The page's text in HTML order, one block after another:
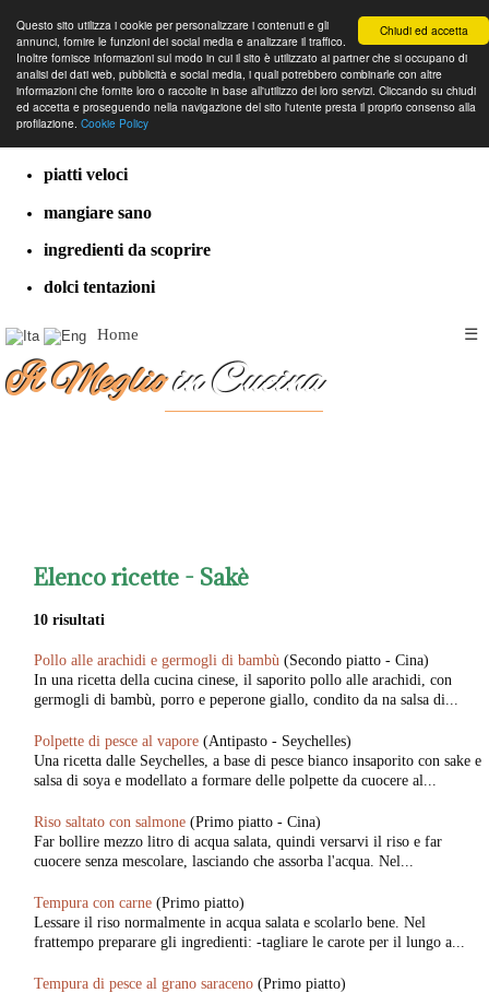
Chiudi ed accetta
Questo sito utilizza i cookie per personalizzare i contenuti e gli
annunci, fornire le funzioni dei social media e analizzare il traffico.
Inoltre fornisce informazioni sul modo in cui il sito è utilizzato ai partner che si occupano di
analisi dei dati web, pubblicità e social media, i quali potrebbero combinarle con altre
informazioni che fornite loro o raccolte in base all'utilizzo dei loro servizi. Cliccando su chiudi
ed accetta e proseguendo nella navigazione del sito l'utente presta il proprio consenso alla
profilazione. Cookie Policy
cucina dal mondo
ricette classiche
piatti veloci
mangiare sano
ingredienti da scoprire
dolci tentazioni
Home ☰
Il Meglioin Cucina
Elenco ricette - Sakè
10 risultati
Pollo alle arachidi e germogli di bambù (Secondo piatto - Cina)
In una ricetta della cucina cinese, il saporito pollo alle arachidi, con
germogli di bambù, porro e peperone giallo, condito da na salsa di...
Polpette di pesce al vapore (Antipasto - Seychelles)
Una ricetta dalle Seychelles, a base di pesce bianco insaporito con sake e
salsa di soya e modellato a formare delle polpette da cuocere al...
Riso saltato con salmone (Primo piatto - Cina)
Far bollire mezzo litro di acqua salata, quindi versarvi il riso e far
cuocere senza mescolare, lasciando che assorba l'acqua. Nel...
Tempura con carne (Primo piatto)
Lessare il riso normalmente in acqua salata e scolarlo bene. Nel
frattempo preparare gli ingredienti: -tagliare le carote per il lungo a...
Tempura di pesce al grano saraceno (Primo piatto)